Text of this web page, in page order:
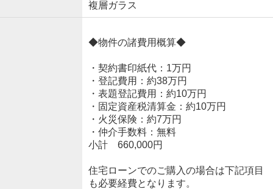
複層ガラス
◆物件の諸費用概算◆
・契約書印紙代：1万円
・登記費用：約38万円
・表題登記費用：約10万円
・固定資産税清算金：約10万円
・火災保険：約7万円
・仲介手数料：無料
小計 660,000円
住宅ローンでのご購入の場合は下記項目
も必要経費となります。